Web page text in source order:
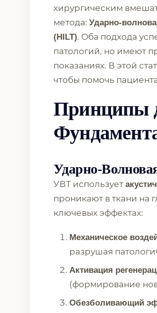
хирургическим
метода: Ударно-
(HILT). Оба подхода
патологий, но имеют
показаниях. В этой
чтобы помочь
Принципы
Ударно-
УВТ использует
проникают в ткани на
ключевых эффектах:
Механическое
разрушая
Активация
(формирование
Обезболивающий